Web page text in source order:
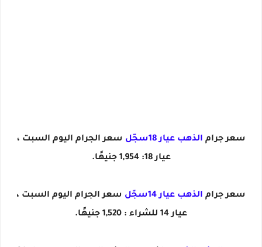
سعر جرام الذهب عيار 18سجّل
سعر الجرام اليوم السبت ،
عيار 18: 1,954 جنيهًا.
سعر جرام الذهب عيار 14سجّل
سعر الجرام اليوم السبت ،
عيار 14 للشراء : 1,520 جنيهًا.